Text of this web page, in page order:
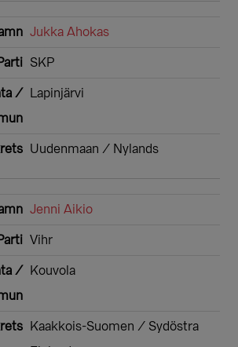
Jukka Ahokas
SKP
Lapinjärvi
Uudenmaan / Nylands
Jenni Aikio
Vihr
Kouvola
Kaakkois-Suomen / Sydöstra